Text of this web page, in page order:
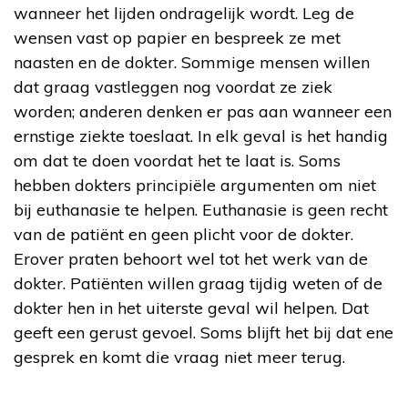
wanneer het lijden ondragelijk wordt. Leg de
wensen vast op papier en bespreek ze met
naasten en de dokter. Sommige mensen willen
dat graag vastleggen nog voordat ze ziek
worden; anderen denken er pas aan wanneer een
ernstige ziekte toeslaat. In elk geval is het handig
om dat te doen voordat het te laat is. Soms
hebben dokters principiële argumenten om niet
bij euthanasie te helpen. Euthanasie is geen recht
van de patiënt en geen plicht voor de dokter.
Erover praten behoort wel tot het werk van de
dokter. Patiënten willen graag tijdig weten of de
dokter hen in het uiterste geval wil helpen. Dat
geeft een gerust gevoel. Soms blijft het bij dat ene
gesprek en komt die vraag niet meer terug.